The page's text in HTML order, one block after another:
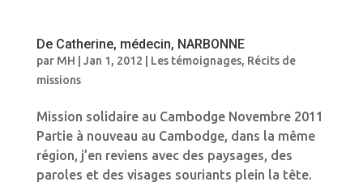
De Catherine, médecin, NARBONNE
par MH Jan 1, 2012 Les témoignages, Récits de
missions
Mission solidaire au Cambodge Novembre 2011
Partie à nouveau au Cambodge, dans la même
région, j’en reviens avec des paysages, des
paroles et des visages souriants plein la tête.